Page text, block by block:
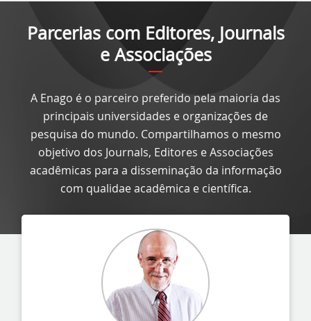
Parcerias com Editores, Journals
e Associações
A Enago é o parceiro preferido pela maioria das
principais universidades e organizações de
pesquisa do mundo. Compartilhamos o mesmo
objetivo dos Journals, Editores e Associações
acadêmicas para a disseminação da informação
com qualidae acadêmica e científica.